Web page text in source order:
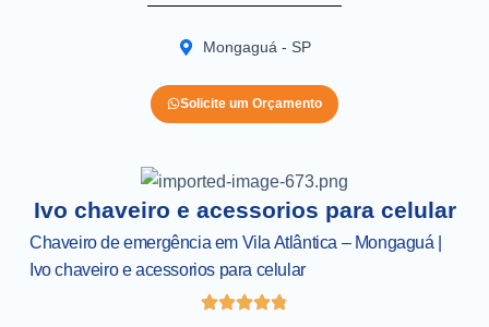
Mongaguá - SP
Solicite um Orçamento
Ivo chaveiro e acessorios para celular
Chaveiro de emergência em Vila Atlântica – Mongaguá |
Ivo chaveiro e acessorios para celular